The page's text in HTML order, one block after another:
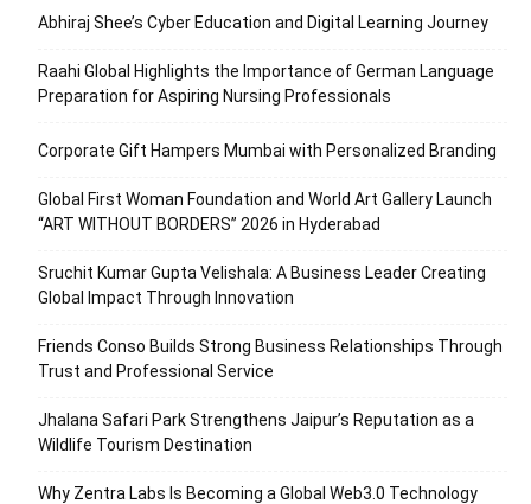
Abhiraj Shee’s Cyber Education and Digital Learning Journey
Raahi Global Highlights the Importance of German Language
Preparation for Aspiring Nursing Professionals
Corporate Gift Hampers Mumbai with Personalized Branding
Global First Woman Foundation and World Art Gallery Launch
“ART WITHOUT BORDERS” 2026 in Hyderabad
Sruchit Kumar Gupta Velishala: A Business Leader Creating
Global Impact Through Innovation
Friends Conso Builds Strong Business Relationships Through
Trust and Professional Service
Jhalana Safari Park Strengthens Jaipur’s Reputation as a
Wildlife Tourism Destination
Why Zentra Labs Is Becoming a Global Web3.0 Technology